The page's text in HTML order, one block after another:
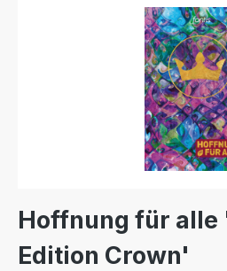
Hoffnung für alle
Edition Crown'